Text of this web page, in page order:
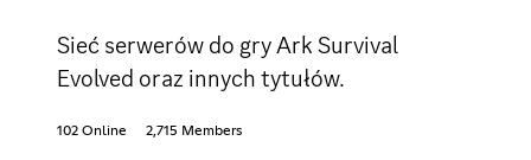
Sieć serwerów do gry Ark Survival
Evolved oraz innych tytułów.
102 Online 2,715 Members